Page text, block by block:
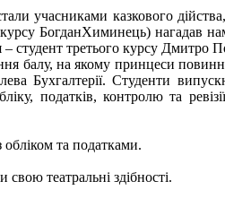
учасниками казкового
БогданХиминець) нагадав
– студент третього курсу Дмитро
балу, на якому принцеси
Бухгалтерії. Студенти
податків, контролю та
обліком та податками.
театральні здібності.